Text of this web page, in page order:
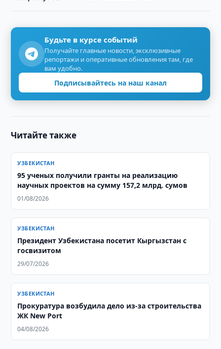
Будьте в курсе событий
Получайте главные новости, эксклюзивные
репортажи и оперативные обновления там, где
вам удобно.
Подписывайтесь на наш канал
Читайте также
УЗБЕКИСТАН
95 ученых получили гранты на реализацию
научных проектов на сумму 157,2 млрд. сумов
01/08/2026
УЗБЕКИСТАН
Президент Узбекистана посетит Кыргызстан с
госвизитом
29/07/2026
УЗБЕКИСТАН
Прокуратура возбудила дело из-за строительства
ЖК New Port
04/08/2026